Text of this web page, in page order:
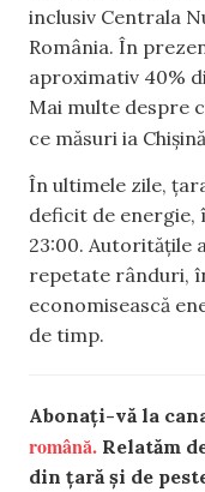
inclusiv Centrala
România. În
aproximativ 40%
Mai multe despre
ce măsuri ia
În ultimele zile,
deficit de energie,
23:00. Autoritățile
repetate rânduri,
economisească
de timp.
Abonați-vă la
română. Relatăm
din țară și de